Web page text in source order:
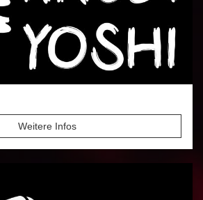
Weitere Infos